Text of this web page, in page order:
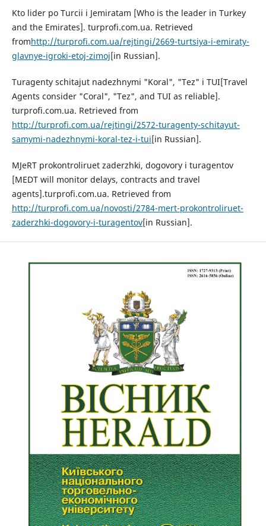
Kto lider po Turcii i Jemiratam [Who is the leader in Turkey
and the Emirates]. turprofi.com.ua. Retrieved
fromhttp://turprofi.com.ua/rejtingi/2669-turtsiya-i-emiraty-
glavnye-igroki-etoj-zimoj[in Russian].
Turagenty schitajut nadezhnymi "Koral", "Tez" i TUI[Travel
Agents consider "Coral", "Tez", and TUI as reliable].
turprofi.com.ua. Retrieved from
http://turprofi.com.ua/rejtingi/2572-turagenty-schitayut-
samymi-nadezhnymi-koral-tez-i-tui[in Russian].
MJeRT prokontroliruet zaderzhki, dogovory i turagentov
[MEDT will monitor delays, contracts and travel
agents].turprofi.com.ua. Retrieved from
http://turprofi.com.ua/novosti/2784-mert-prokontroliruet-
zaderzhki-dogovory-i-turagentov[in Russian].